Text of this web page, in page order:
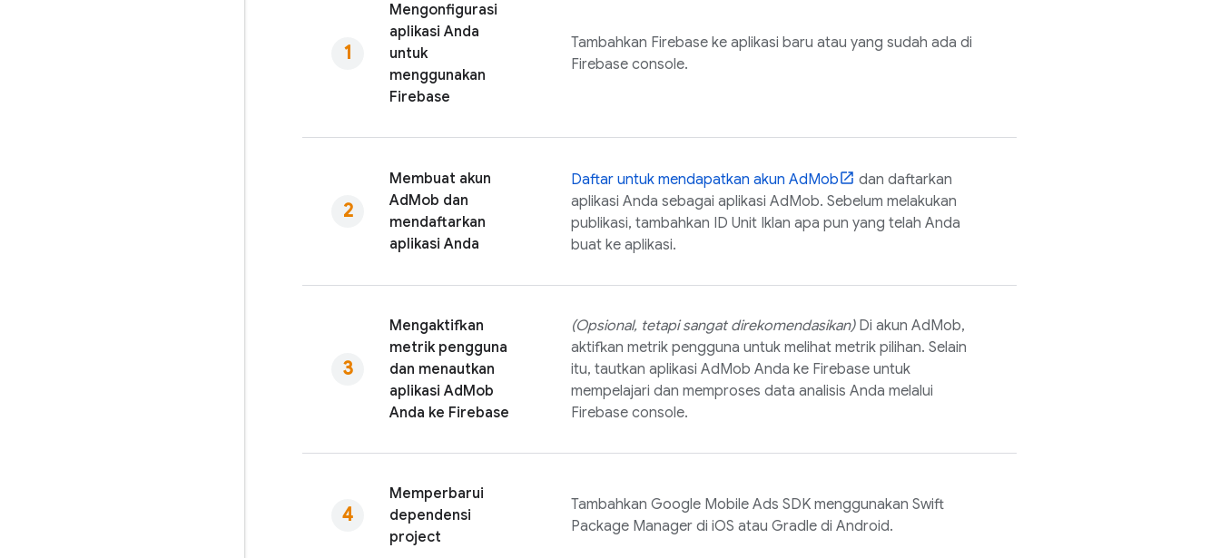
Mengonfigurasi
aplikasi Anda
untuk
menggunakan
Firebase
Tambahkan Firebase ke aplikasi baru atau yang sudah ada di
Firebase console.
Membuat akun
AdMob dan
mendaftarkan
aplikasi Anda
Daftar untuk mendapatkan akun AdMob
dan daftarkan
aplikasi Anda sebagai aplikasi AdMob. Sebelum melakukan
publikasi, tambahkan ID Unit Iklan apa pun yang telah Anda
buat ke aplikasi.
Mengaktifkan
metrik pengguna
dan menautkan
aplikasi AdMob
Anda ke Firebase
(Opsional, tetapi sangat direkomendasikan)Di akun AdMob,
aktifkan metrik pengguna untuk melihat metrik pilihan. Selain
itu, tautkan aplikasi AdMob Anda ke Firebase untuk
mempelajari dan memproses data analisis Anda melalui
Firebase console.
Memperbarui
dependensi
project
Tambahkan Google Mobile Ads SDK menggunakan Swift
Package Manager di iOS atau Gradle di Android.